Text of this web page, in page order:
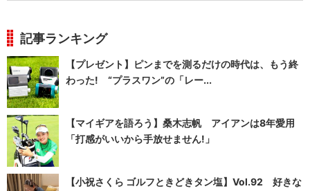
記事ランキング
【プレゼント】ピンまでを測るだけの時代は、もう終
わった! “プラスワン”の「レー...
【マイギアを語ろう】桑木志帆 アイアンは8年愛用
「打感がいいから手放せません!」
【小祝さくら ゴルフときどきタン塩】Vol.92 好きな